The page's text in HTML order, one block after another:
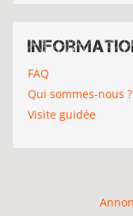
FAQ
Qui sommes-nous ?
Visite guidée